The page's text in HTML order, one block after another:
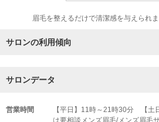
眉毛を整えるだけで清潔感を与えられ
サロンの利用傾向
サロンデータ
営業時間
【平日】11時～21時30分 【
は要相談メンズ眉毛/メンズ眉毛